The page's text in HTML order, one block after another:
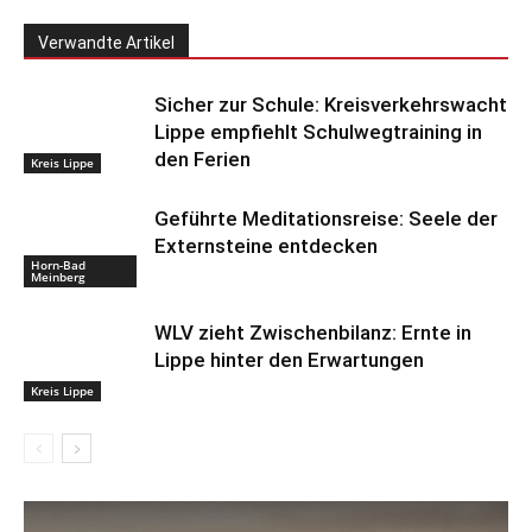
Verwandte Artikel
Kreis Lippe
Sicher zur Schule: Kreisverkehrswacht
Lippe empfiehlt Schulwegtraining in
den Ferien
Horn-Bad
Meinberg
Geführte Meditationsreise: Seele der
Externsteine entdecken
Kreis Lippe
WLV zieht Zwischenbilanz: Ernte in
Lippe hinter den Erwartungen